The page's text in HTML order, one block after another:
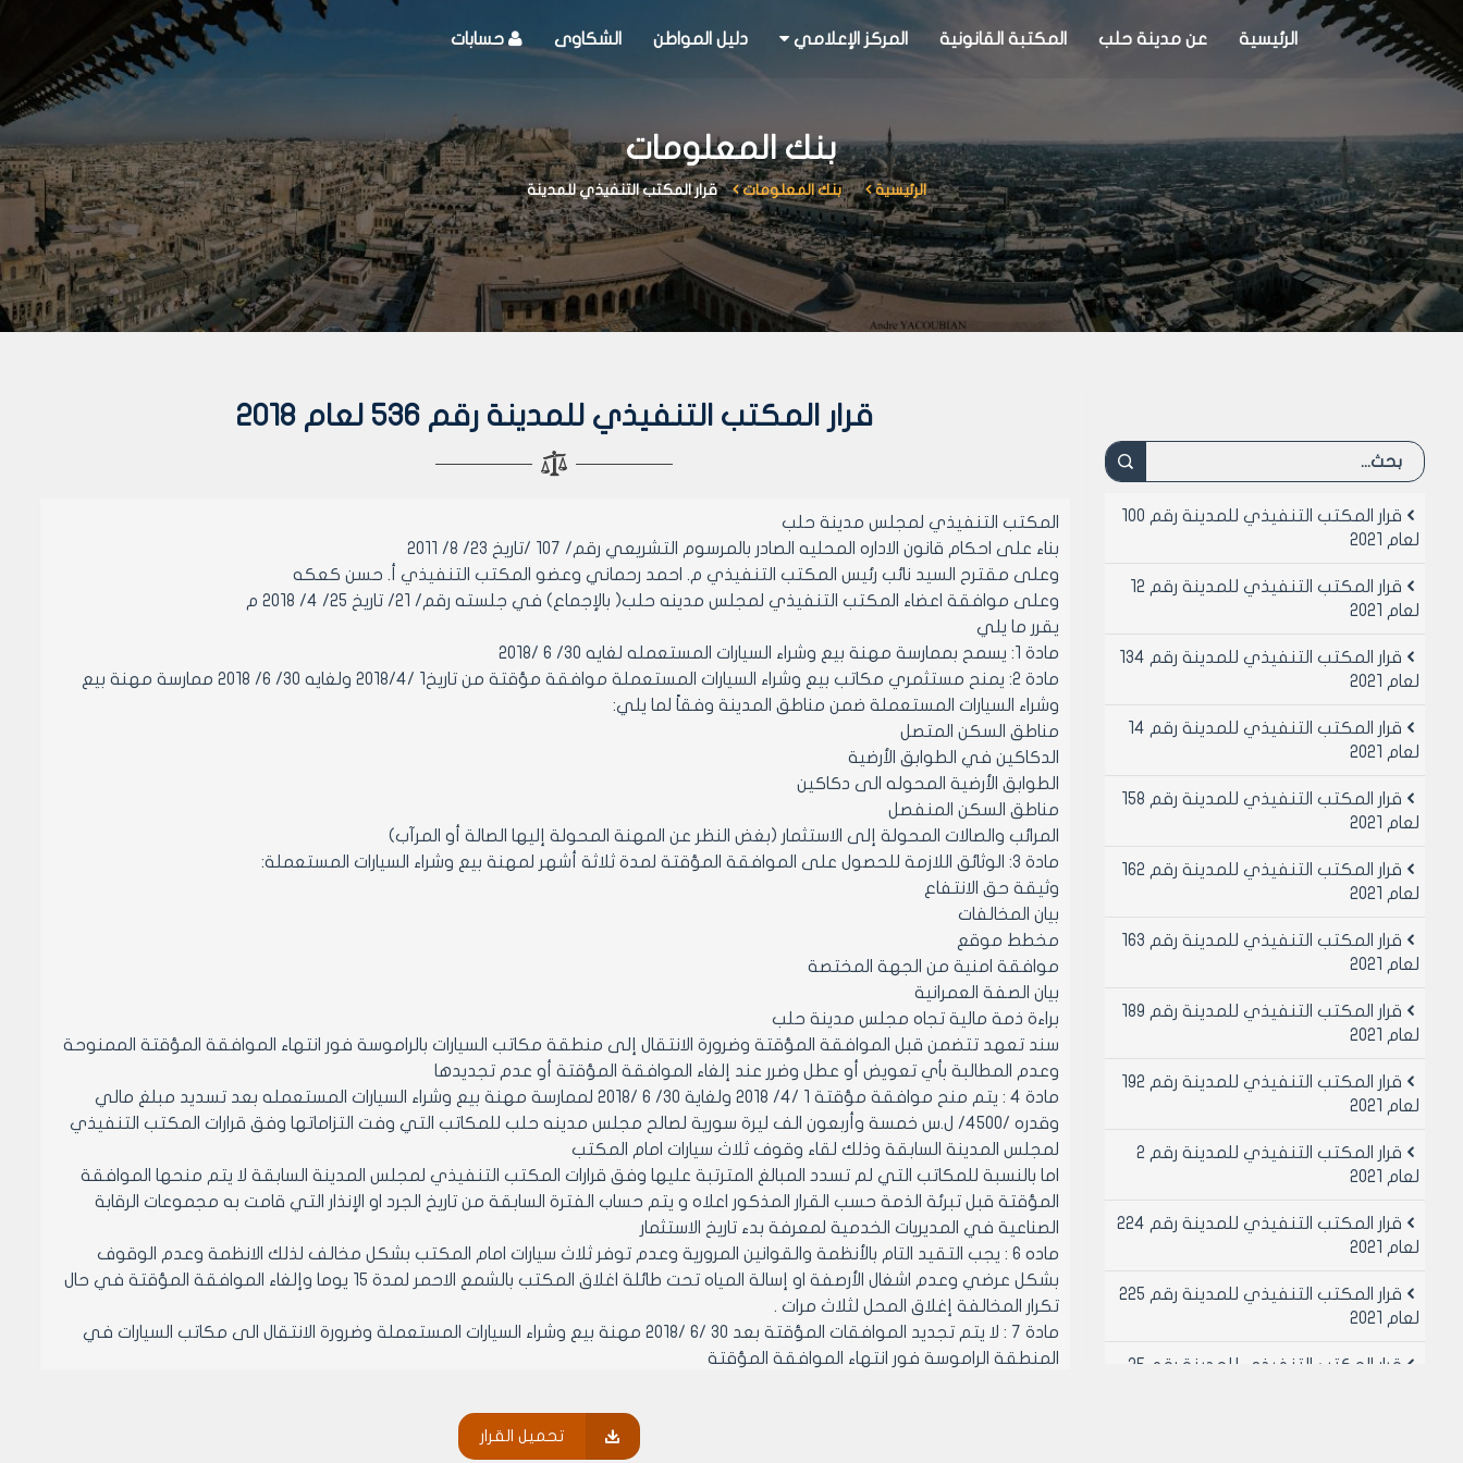
الرئيسية عن مدينة حلب المكتبة القانونية المركز الإعلامي دليل المواطن الشكاوى حسابات
بنك المعلومات
الرئيسية بنك المعلومات قرار المكتب التنفيذي للمدينة
قرار المكتب التنفيذي للمدينة رقم 536 لعام 2018
المكتب التنفيذي لمجلس مدينة حلب
بناء على احكام قانون الاداره المحليه الصادر بالمرسوم التشريعي رقم/ 107 /تاريخ 23/ 8/ 2011
وعلى مقترح السيد نائب رئيس المكتب التنفيذي م. احمد رحماني وعضو المكتب التنفيذي أ. حسن كعكه
وعلى موافقة اعضاء المكتب التنفيذي لمجلس مدينه حلب( بالإجماع) في جلسته رقم/ 21/ تاريخ 25/ 4/ 2018 م
يقرر ما يلي
مادة 1: يسمح بممارسة مهنة بيع وشراء السيارات المستعمله لغايه 30/ 6 /2018
مادة 2: يمنح مستثمري مكاتب بيع وشراء السيارات المستعملة موافقة مؤقتة من تاريخ1 /2018/4 ولغايه 30/ 6/ 2018 ممارسة مهنة بيع
وشراء السيارات المستعملة ضمن مناطق المدينة وفقاً لما يلي:
مناطق السكن المتصل
الدكاكين في الطوابق الأرضية
الطوابق الأرضية المحوله الى دكاكين
مناطق السكن المنفصل
المرائب والصالات المحولة إلى الاستثمار (بغض النظر عن المهنة المحولة إليها الصالة أو المرآب)
مادة 3: الوثائق اللازمة للحصول على الموافقة المؤقتة لمدة ثلاثة أشهر لمهنة بيع وشراء السيارات المستعملة:
وثيقة حق الانتفاع
بيان المخالفات
مخطط موقع
موافقة امنية من الجهة المختصة
بيان الصفة العمرانية
براءة ذمة مالية تجاه مجلس مدينة حلب
سند تعهد تتضمن قبل الموافقة المؤقتة وضرورة الانتقال إلى منطقة مكاتب السيارات بالراموسة فور انتهاء الموافقة المؤقتة الممنوحة
وعدم المطالبة بأي تعويض أو عطل وضرر عند إلغاء الموافقة المؤقتة أو عدم تجديدها
مادة 4 : يتم منح موافقة مؤقتة 1 /4/ 2018 ولغاية 30/ 6 /2018 لممارسة مهنة بيع وشراء السيارات المستعمله بعد تسديد مبلغ مالي
وقدره /4500/ ل.س خمسة وأربعون الف ليرة سورية لصالح مجلس مدينه حلب للمكاتب التي وفت التزاماتها وفق قرارات المكتب التنفيذي
لمجلس المدينة السابقة وذلك لقاء وقوف ثلاث سيارات امام المكتب
اما بالنسبة للمكاتب التي لم تسدد المبالغ المترتبة عليها وفق قرارات المكتب التنفيذي لمجلس المدينة السابقة لا يتم منحها الموافقة
المؤقتة قبل تبرئة الذمة حسب القرار المذكور اعلاه و يتم حساب الفترة السابقة من تاريخ الجرد او الإنذار التي قامت به مجموعات الرقابة
الصناعية في المديريات الخدمية لمعرفة بدء تاريخ الاستثمار
ماده 6 : يجب التقيد التام بالأنظمة والقوانين المرورية وعدم توفر ثلاث سيارات امام المكتب بشكل مخالف لذلك الانظمة وعدم الوقوف
بشكل عرضي وعدم اشغال الأرصفة او إسالة المياه تحت طائلة اغلاق المكتب بالشمع الاحمر لمدة 15 يوما وإلغاء الموافقة المؤقتة في حال
تكرار المخالفة إغلاق المحل لثلاث مرات .
مادة 7 : لا يتم تجديد الموافقات المؤقتة بعد 30 /6 /2018 مهنة بيع وشراء السيارات المستعملة وضرورة الانتقال الى مكاتب السيارات في
المنطقة الراموسة فور انتهاء الموافقة المؤقتة
السيارات المستعملة بضرورة الحصول على الموافقة المؤقتة لممارسة المهنة تحت طائلة اغلاق المحل بالشمع الاحمر لمدة 15 يوماً .
ماده 9 : يتم اعداد جدول من قبل عناصر الرقابة الصناعية في المديريات الخدمية بجميع المحلات التي تمارس مهنة بيع وشراء السيارات
تحميل القرار
قرار المكتب التنفيذي للمدينة رقم 100
لعام 2021
قرار المكتب التنفيذي للمدينة رقم 12
لعام 2021
قرار المكتب التنفيذي للمدينة رقم 134
لعام 2021
قرار المكتب التنفيذي للمدينة رقم 14
لعام 2021
قرار المكتب التنفيذي للمدينة رقم 158
لعام 2021
قرار المكتب التنفيذي للمدينة رقم 162
لعام 2021
قرار المكتب التنفيذي للمدينة رقم 163
لعام 2021
قرار المكتب التنفيذي للمدينة رقم 189
لعام 2021
قرار المكتب التنفيذي للمدينة رقم 192
لعام 2021
قرار المكتب التنفيذي للمدينة رقم 2
لعام 2021
قرار المكتب التنفيذي للمدينة رقم 224
لعام 2021
قرار المكتب التنفيذي للمدينة رقم 225
لعام 2021
قرار المكتب التنفيذي للمدينة رقم 25